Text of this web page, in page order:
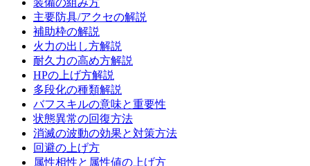
装備の組み方
主要防具/アクセの解説
補助枠の解説
火力の出し方解説
耐久力の高め方解説
HPの上げ方解説
多段化の種類解説
バフスキルの意味と重要性
状態異常の回復方法
消滅の波動の効果と対策方法
回避の上げ方
属性相性と属性値の上げ方